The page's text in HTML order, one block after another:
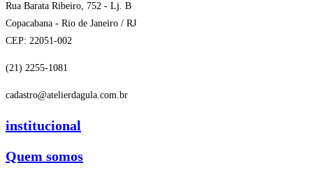
Rua Barata Ribeiro, 752 - Lj. B
Copacabana - Rio de Janeiro / RJ
CEP: 22051-002
(21) 2255-1081
cadastro@atelierdagula.com.br
institucional
Quem somos